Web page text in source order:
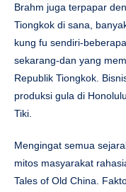
Brahm juga terpapar
Tiongkok di sana,
kung fu sendiri-
sekarang-dan yang
Republik Tiongkok.
produksi gula di
Tiki.
Mengingat semua
mitos masyarakat
Tales of Old China.